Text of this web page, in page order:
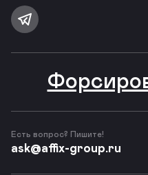
Есть вопрос? Пишите!
ask@affix-group.ru